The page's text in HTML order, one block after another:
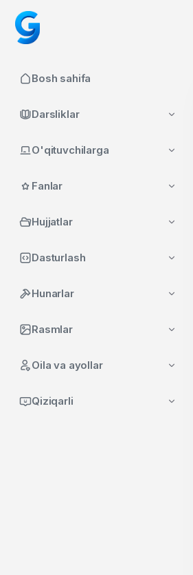
Bosh sahifa
Darsliklar
O'qituvchilarga
Fanlar
Hujjatlar
Dasturlash
Hunarlar
Rasmlar
Oila va ayollar
Qiziqarli